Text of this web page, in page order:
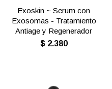
Exoskin ~ Serum con
Exosomas - Tratamiento
Antiage y Regenerador
$ 2.380